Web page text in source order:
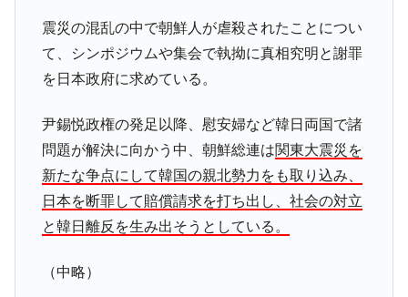
く空港に詰めかけ「出て行け！」「極右勢力」のプラカー
ドを掲げる「在韓反米勢力」
『Money1』
韓国政府「2035年までに18.4GW規模のAIデ
『Money1』
JPモルガン「韓国レバレッジETFの清算は
ほぼ終わった」
『Money1』
韓国『国民年金公団』株価暴落で200兆蒸
発。
『Money1』
韓国政府「ニセＫ-ブランドを通報しようキ
震災の混乱の中で朝鮮人が虐殺されたことについ
て、シンポジウムや集会で執拗に真相究明と謝罪
を日本政府に求めている。
尹錫悦政権の発足以降、慰安婦など韓日両国で諸
問題が解決に向かう中、朝鮮総連は関東大震災を
新たな争点にして韓国の親北勢力をも取り込み、
日本を断罪して賠償請求を打ち出し、社会の対立
と韓日離反を生み出そうとしている。
（中略）